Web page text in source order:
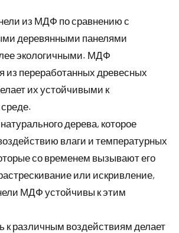
из МДФ по сравнению с
деревянными панелями
экологичными. МДФ
из переработанных древесных
их устойчивыми к
дерева, которое
влаги и температурных
со временем вызывают его
или искривление,
МДФ устойчивы к этим
к различным воздействиям делает